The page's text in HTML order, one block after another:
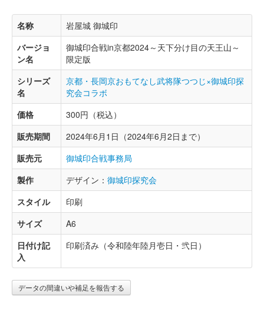
名称
岩屋城 御城印
バージョ
ン名
御城印合戦in京都2024～天下分け目の天王山～
限定版
シリーズ
名
京都・長岡京おもてなし武将隊つつじ×御城印探
究会コラボ
価格
300円（税込）
販売期間
2024年6月1日（2024年6月2日まで）
販売元
御城印合戦事務局
製作
デザイン： 御城印探究会
スタイル
印刷
サイズ
A6
日付け記
入
印刷済み（令和陸年陸月壱日・弐日）
データの間違いや補足を報告する